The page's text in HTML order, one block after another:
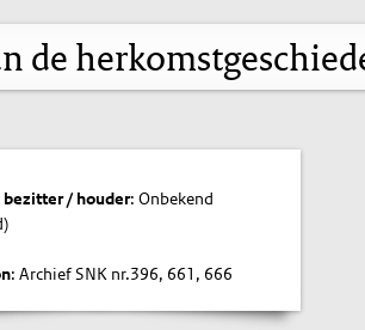
de
/ houder: Onbekend
: Archief SNK nr.396, 661, 666